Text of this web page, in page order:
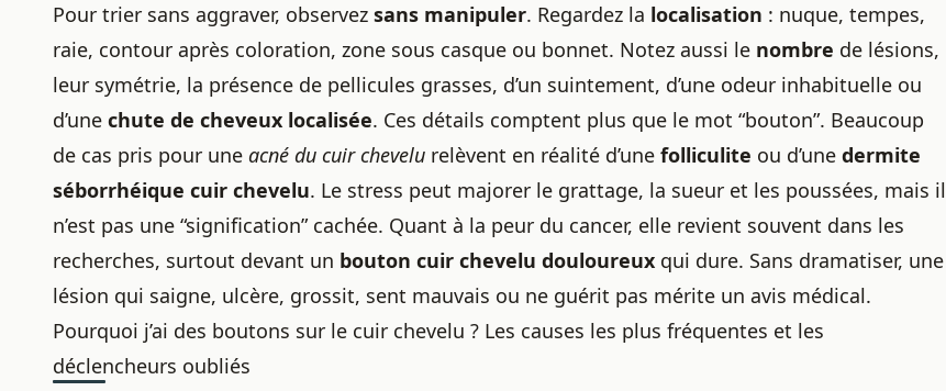
Pour trier sans aggraver, observez sans manipuler. Regardez la localisation : nuque, tempes,
raie, contour après coloration, zone sous casque ou bonnet. Notez aussi le nombre de lésions,
leur symétrie, la présence de pellicules grasses, d’un suintement, d’une odeur inhabituelle ou
d’une chute de cheveux localisée. Ces détails comptent plus que le mot “bouton”. Beaucoup
de cas pris pour une acné du cuir chevelu relèvent en réalité d’une folliculite ou d’une dermite
séborrhéique cuir chevelu. Le stress peut majorer le grattage, la sueur et les poussées, mais il
n’est pas une “signification” cachée. Quant à la peur du cancer, elle revient souvent dans les
recherches, surtout devant un bouton cuir chevelu douloureux qui dure. Sans dramatiser, une
lésion qui saigne, ulcère, grossit, sent mauvais ou ne guérit pas mérite un avis médical.
Pourquoi j’ai des boutons sur le cuir chevelu ? Les causes les plus fréquentes et les
déclencheurs oubliés